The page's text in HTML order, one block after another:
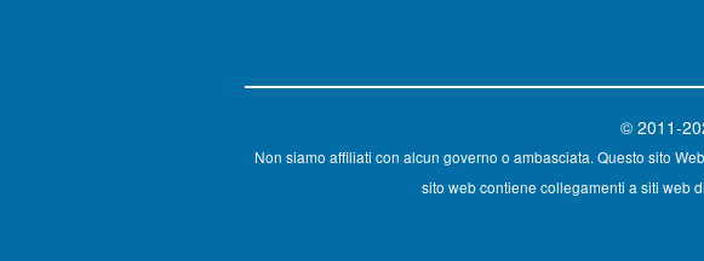
© 2011-
Non siamo affiliati con alcun governo o ambasciata. Questo sito
sito web contiene collegamenti a siti web